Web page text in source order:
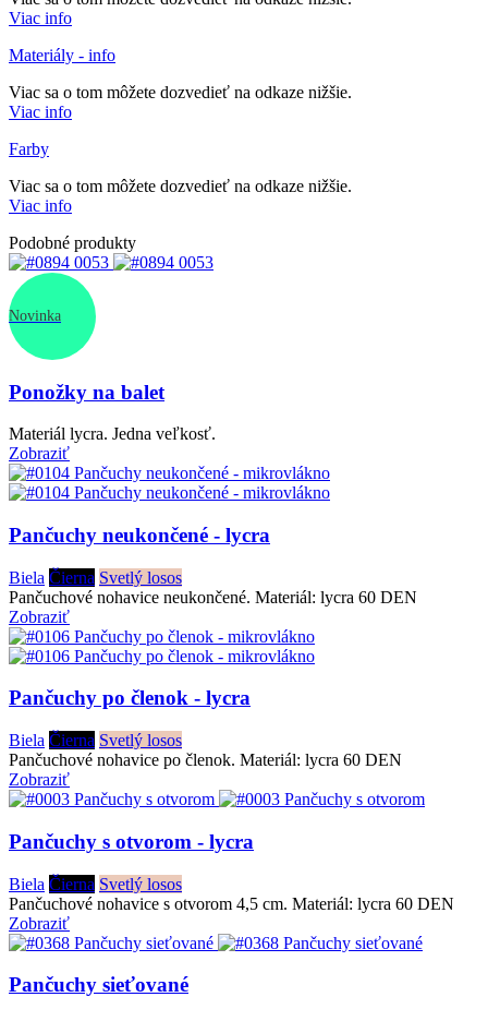
Viac info
Materiály - info
Viac sa o tom môžete dozvedieť na odkaze nižšie.
Viac info
Farby
Viac sa o tom môžete dozvedieť na odkaze nižšie.
Viac info
Podobné produkty
Novinka
Ponožky na balet
Materiál lycra. Jedna veľkosť.
Zobraziť
Pančuchy neukončené - lycra
Biela Čierna Svetlý losos
Pančuchové nohavice neukončené. Materiál: lycra 60 DEN
Zobraziť
Pančuchy po členok - lycra
Biela Čierna Svetlý losos
Pančuchové nohavice po členok. Materiál: lycra 60 DEN
Zobraziť
Pančuchy s otvorom - lycra
Biela Čierna Svetlý losos
Pančuchové nohavice s otvorom 4,5 cm. Materiál: lycra 60 DEN
Zobraziť
Pančuchy sieťované